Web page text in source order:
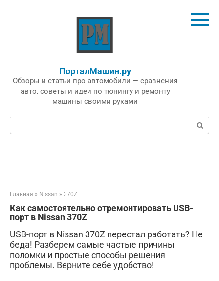
ПорталМашин.ру
Обзоры и статьи про автомобили — сравнения
авто, советы и идеи по тюнингу и ремонту
машины своими руками
Поиск:
Главная » Nissan » 370Z
Как самостоятельно отремонтировать USB-
порт в Nissan 370Z
USB-порт в Nissan 370Z перестал работать? Не
беда! Разберем самые частые причины
поломки и простые способы решения
проблемы. Верните себе удобство!